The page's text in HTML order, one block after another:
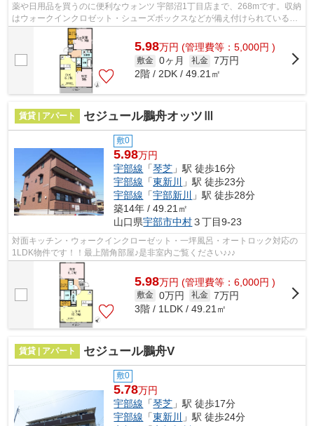
薬や日用品を買うのに便利なウォンツ 宇部沼1丁目店まで、268mです。収納
はウォークインクロゼット・シューズボックスなどが備え付けられているの
で、衣類や日用品の収納に重宝します...
5.98万円 (管理費等：5,000円 )
敷金 0ヶ月 礼金 7万円
2階 / 2DK / 49.21㎡
賃貸 | アパート セジュール鵬舟オッツⅢ
敷0
5.98万円
宇部線 「琴芝 」駅 徒歩16分
宇部線 「東新川
」駅 徒歩23分
宇部線 「宇部新川
」駅 徒歩28分
築14年 / 49.21㎡
山口県宇部市中村３丁目9-23
対面キッチン・ウォークインクローゼット・一坪風呂・オートロック対応の
1LDK物件です！！最上階角部屋♪是非室内ご覧ください♪♪♪
5.98万円 (管理費等：6,000円 )
敷金 0万円 礼金 7万円
3階 / 1LDK / 49.21㎡
賃貸 | アパート セジュール鵬舟V
敷0
5.78万円
宇部線 「琴芝 」駅 徒歩17分
宇部線 「東新川
」駅 徒歩24分